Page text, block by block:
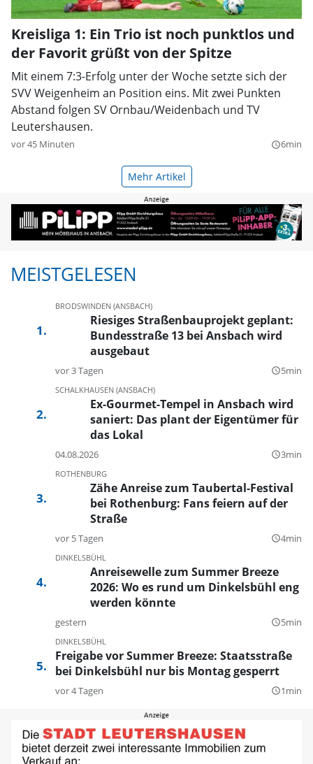
Kreisliga 1: Ein Trio ist noch punktlos und
der Favorit grüßt von der Spitze
Mit einem 7:3-Erfolg unter der Woche setzte sich der
SVV Weigenheim an Position eins. Mit zwei Punkten
Abstand folgen SV Ornbau/Weidenbach und TV
Leutershausen.
vor 45 Minuten query_builder6min
Mehr Artikel
MEISTGELESEN
BRODSWINDEN (ANSBACH)
Riesiges Straßenbauprojekt geplant:
Bundesstraße 13 bei Ansbach wird
ausgebaut
vor 3 Tagen query_builder5min
SCHALKHAUSEN (ANSBACH)
Ex-Gourmet-Tempel in Ansbach wird
saniert: Das plant der Eigentümer für
das Lokal
04.08.2026 query_builder3min
ROTHENBURG
Zähe Anreise zum Taubertal-Festival
bei Rothenburg: Fans feiern auf der
Straße
vor 5 Tagen query_builder4min
DINKELSBÜHL
Anreisewelle zum Summer Breeze
2026: Wo es rund um Dinkelsbühl eng
werden könnte
gestern query_builder5min
DINKELSBÜHL
Freigabe vor Summer Breeze: Staatsstraße
bei Dinkelsbühl nur bis Montag gesperrt
vor 4 Tagen query_builder1min